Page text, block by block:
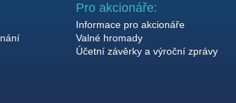
Pro akcionáře:
Informace pro akcionáře
Valné hromady
Účetní závěrky a výroční zprávy